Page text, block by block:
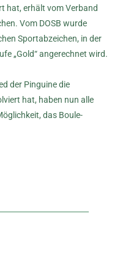
hat, erhält vom Verband
Vom DOSB wurde
Sportabzeichen, in der
„Gold“ angerechnet wird.
der Pinguine die
hat, haben nun alle
das Boule-